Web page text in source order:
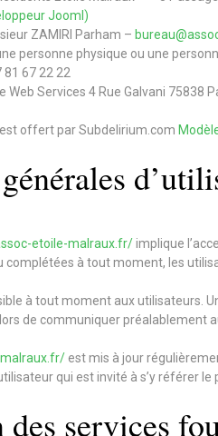
Jooml)
ZAMIRI Parham –
personne physique ou une
81 67 22 22
Web Services 4 Rue Galvani 75838
offert par Subdelirium.com
etoile-malraux.fr/implique
complétées à tout moment, les
à tout moment aux utilisateurs.
de communiquer préalablement
est mis à jour
qui est invité à s’y référer
services